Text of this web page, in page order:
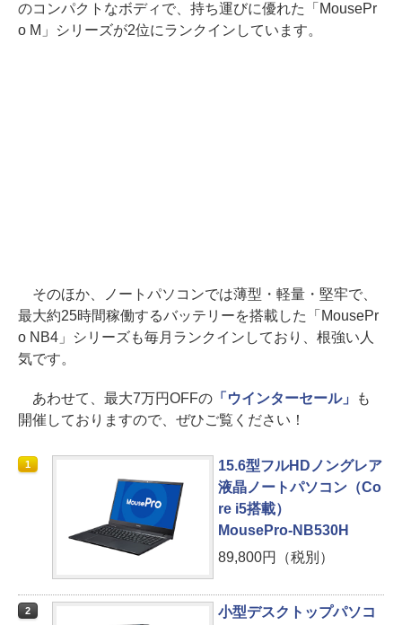
のコンパクトなボディで、持ち運びに優れた「MousePr
o M」シリーズが2位にランクインしています。
そのほか、ノートパソコンでは薄型・軽量・堅牢で、
最大約25時間稼働するバッテリーを搭載した「MousePr
o NB4」シリーズも毎月ランクインしており、根強い人
気です。
あわせて、最大7万円OFFの「ウインターセール」
も
開催しておりますので、ぜひご覧ください！
1
15.6型フルHDノングレア
液晶ノートパソコン（Co
re i5搭載）
MousePro-NB530H
89,800円（税別）
2
小型デスクトップパソコ